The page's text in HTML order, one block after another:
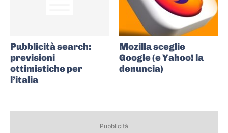
Pubblicità search:
previsioni
ottimistiche per
l’italia
Mozilla sceglie
Google (e Yahoo! la
denuncia)
Pubblicità